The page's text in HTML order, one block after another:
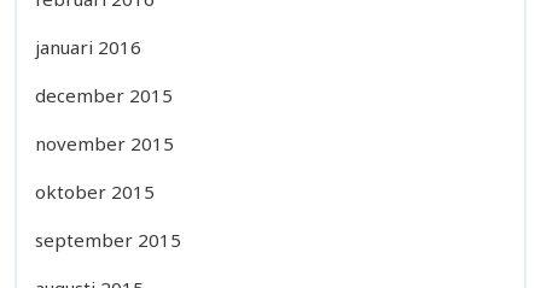
januari 2016
december 2015
november 2015
oktober 2015
september 2015